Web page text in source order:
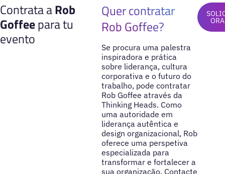
Contrata aRob
Goffeepara tu
evento
Quer contratar
Rob Goffee?
Se procura uma palestra
inspiradora e prática
sobre liderança, cultura
corporativa e o futuro do
trabalho, pode contratar
Rob Goffee através da
Thinking Heads. Como
uma autoridade em
liderança autêntica e
design organizacional, Rob
oferece uma perspetiva
especializada para
transformar e fortalecer a
sua organização. Contacte